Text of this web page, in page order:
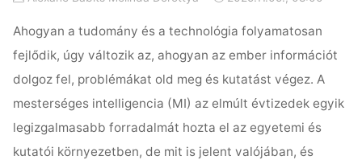
Ahogyan a tudomány és a technológia folyamatosan
fejlődik, úgy változik az, ahogyan az ember információt
dolgoz fel, problémákat old meg és kutatást végez. A
mesterséges intelligencia (MI) az elmúlt évtizedek egyik
legizgalmasabb forradalmát hozta el az egyetemi és
kutatói környezetben, de mit is jelent valójában, és